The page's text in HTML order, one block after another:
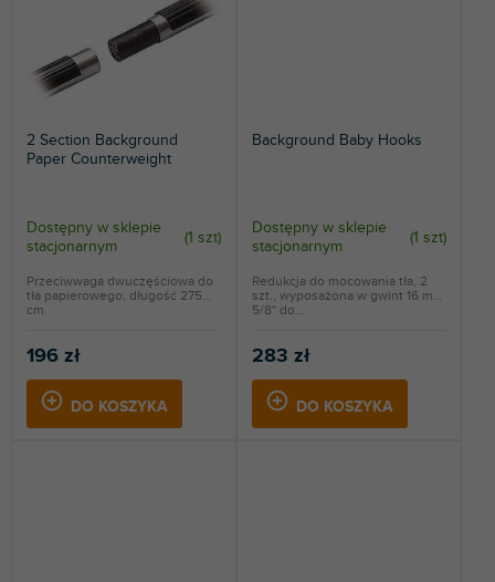
2 Section Background
Paper Counterweight
Dostępny w sklepie
stacjonarnym
(1 szt)
196 zł
DO KOSZYKA
Przeciwwaga dwuczęściowa do
tła papierowego, długość 275
cm.
Background Baby Hooks
Dostępny w sklepie
stacjonarnym
(1 szt)
283 zł
DO KOSZYKA
Redukcja do mocowania tła, 2
szt., wyposażona w gwint 16 mm
5/8" do...